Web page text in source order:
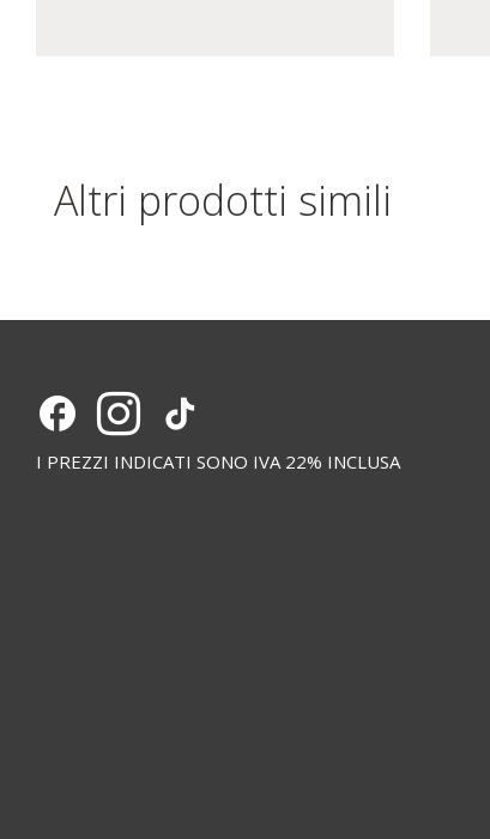
Altri prodotti simili
I PREZZI INDICATI SONO IVA 22% INCLUSA